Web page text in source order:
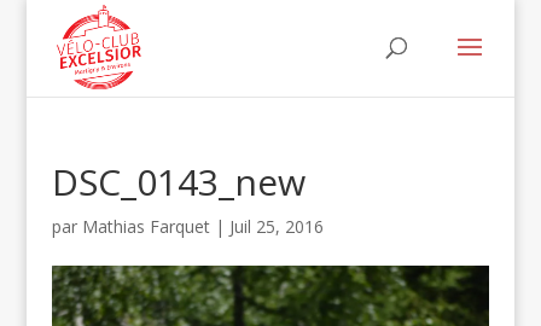
DSC_0143_new
par Mathias Farquet| Juil 25, 2016